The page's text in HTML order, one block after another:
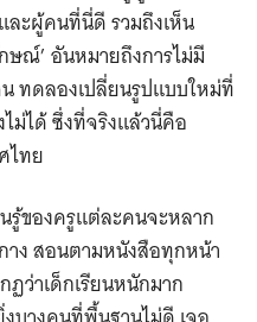
ละผู้คนที่นี่ดี รวมถึงเห็น
ษณ์’ อันหมายถึงการไม่มี
ทดลองเปลี่ยนรูปแบบใหม่ที่
ม่ได้ ซึ่งที่จริงแล้วนี่คือ
ไทย
รู้ของครูแต่ละคนจะหลาก
าง สอนตามหนังสือทุกหน้า
ว่าเด็กเรียนหนักมาก